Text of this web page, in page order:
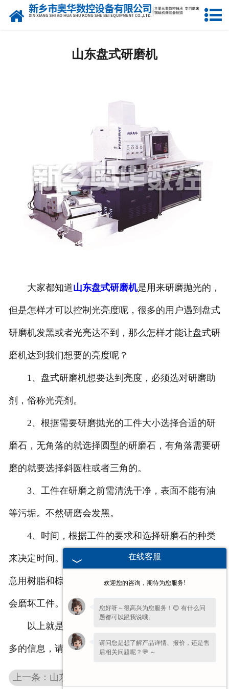
网站首页
山东立式车床
山东3M7770A机床
山东镗孔机
山东精研机
山东盘式研磨机
大家都知道山东盘式研磨机是用来研磨抛光的，
但是怎样才可以控制光亮度呢，很多的用户遇到盘式
研磨机发黑或者光亮达不到，那么怎样才能让盘式研
磨机达到我们想要的亮度呢？
1、盘式研磨机想要达到亮度，必须选对研磨助
剂，俗称光亮剂。
2、根据需要研磨抛光的工件大小选择合适的研
磨石，无角落的就选择圆型的研磨石，有角落需要研
磨的就要选择斜圆柱或者三角的。
3、工件在研磨之前需清洗干净，表面不能有油
等污垢。不然研磨会发黑。
4、时间，根据工件的要求和选择研磨石的种类
来决定时间。一般情况1小时到10几小时也常见。注
意用树脂和棕刚玉研磨石研磨的时候，不能磨太久。
会磨坏工件。
以上就是盘式研磨机教你的选择，想要了解更加
多的信息，请持续的关注我们。
上一条：山东全自动研磨机
在线客服
欢迎您的咨询，期待为您服务!
您好呀～很高兴为您服务！😊 有什么问
题都可以跟我说哦。
请问您是想了解产品详情、报价，还是售
后相关问题呢？💬 ～